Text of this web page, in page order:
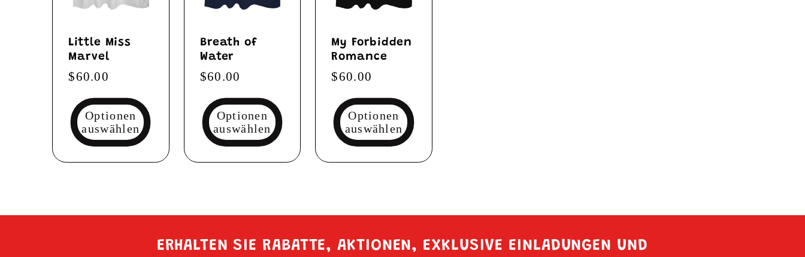
Little Miss
Marvel
Normaler
$60.00
Optionen
auswählen
Breath of
Water
Normaler
$60.00
Optionen
auswählen
My Forbidden
Romance
Normaler
$60.00
Optionen
auswählen
ERHALTEN SIE RABATTE, AKTIONEN, EXKLUSIVE EINLADUNGEN UND